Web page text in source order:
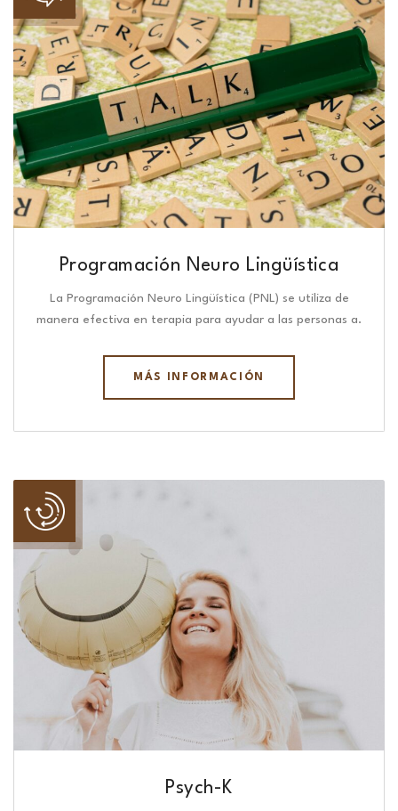
Programación Neuro Lingüística​
La Programación Neuro Lingüística (PNL) se utiliza de
manera efectiva en terapia para ayudar a las personas a.
MÁS INFORMACIÓN
Psych-K